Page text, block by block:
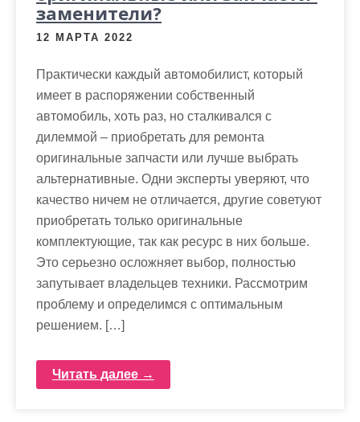
заменители?
12 МАРТА 2022
Практически каждый автомобилист, который
имеет в распоряжении собственный
автомобиль, хоть раз, но сталкивался с
дилеммой – приобретать для ремонта
оригинальные запчасти или лучше выбрать
альтернативные. Одни эксперты уверяют, что
качество ничем не отличается, другие советуют
приобретать только оригинальные
комплектующие, так как ресурс в них больше.
Это серьезно осложняет выбор, полностью
запутывает владельцев техники. Рассмотрим
проблему и определимся с оптимальным
решением. […]
Читать далее →